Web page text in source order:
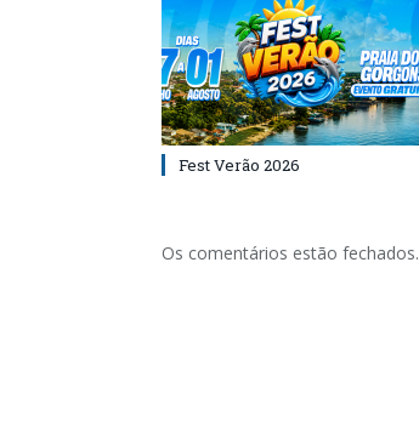
Fest Verão 2026
Os comentários estão fechados.